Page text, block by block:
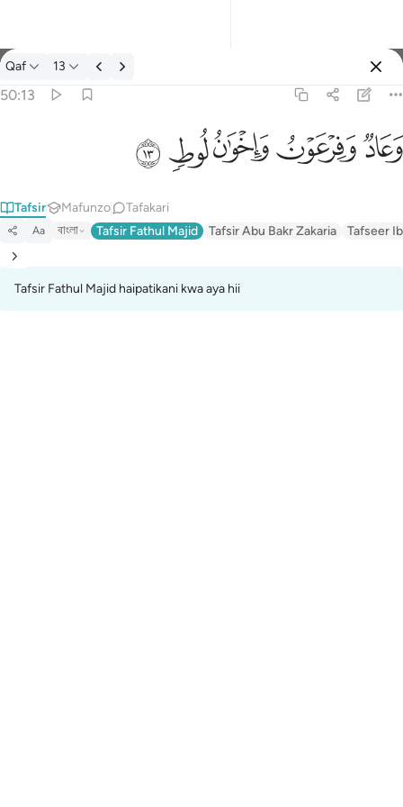
Tafsir: Qaf 50:13
Qaf 13
50:13
وَعَادٌۭ وَفِرْعَوْنُ وَإِخْوَٰنُ لُوطٍۢ ١٣
ﲳﲴﲵﲶﲷ
Tafsir Mafunzo Tafakari
Aa বাংলা Tafsir Fathul Majid Tafsir Abu Bakr Zakaria Tafseer
Tafsir Fathul Majid haipatikani kwa aya hii